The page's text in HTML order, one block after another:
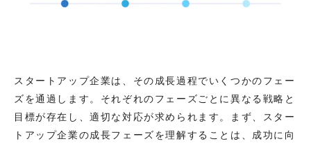
スタートアップ企業は、その成長過程でいくつかのフェー
ズを通過します。それぞれのフェーズごとに異なる戦略と
目標が存在し、適切な対応が求められます。まず、スター
トアップ企業の成長フェーズを理解することは、成功に向